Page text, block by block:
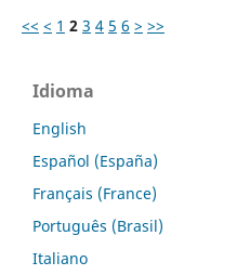
<< < 1 2 3 4 5 6 > >>
Idioma
English
Español (España)
Français (France)
Português (Brasil)
Italiano